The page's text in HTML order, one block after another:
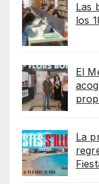
Las
los
El
La